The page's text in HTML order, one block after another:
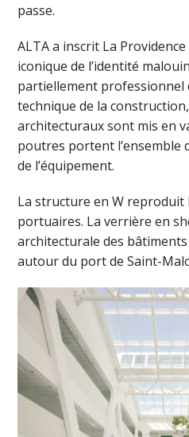
passe.
ALTA a inscrit La
iconique de l’identité
partiellement professionnel
technique de la
architecturaux sont mis en
poutres portent l’ensemble
de l’équipement.
La structure en W reproduit
portuaires. La verrière en
architecturale des
autour du port de Saint-